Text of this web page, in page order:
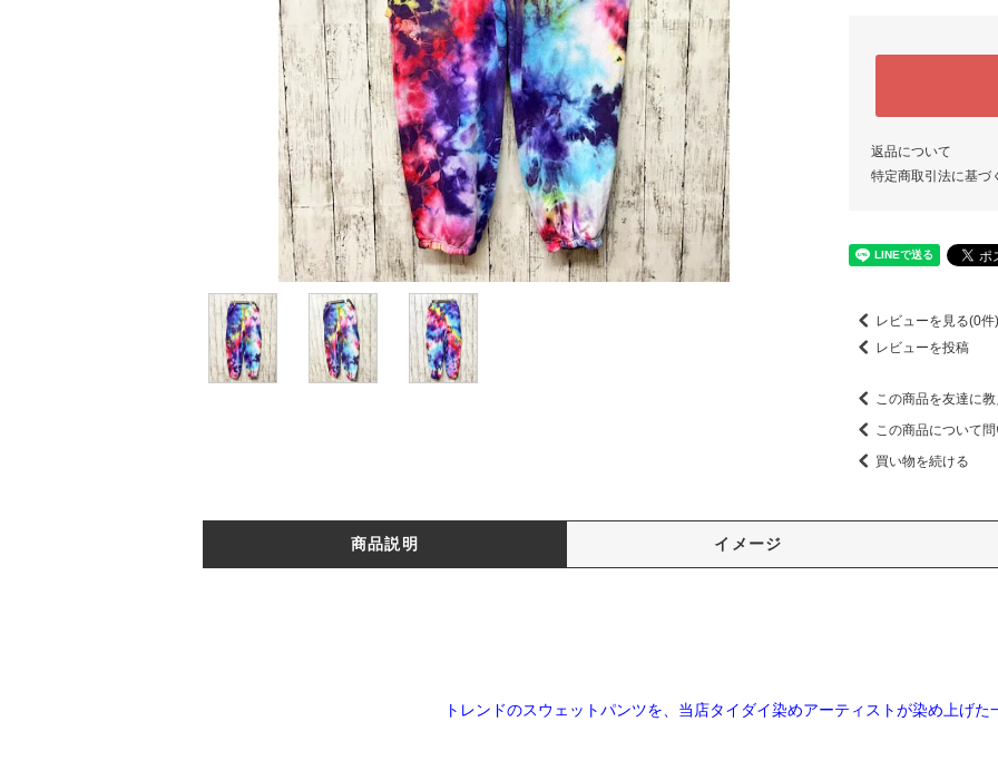
返品について
特定商取引法に基づ
レビューを見る(0件)
レビューを投稿
この商品を友達に教
この商品について
買い物を続ける
商品説明 イメージ
トレンドのスウェットパンツを、当店タイダイ染めアーティストが染め上げた